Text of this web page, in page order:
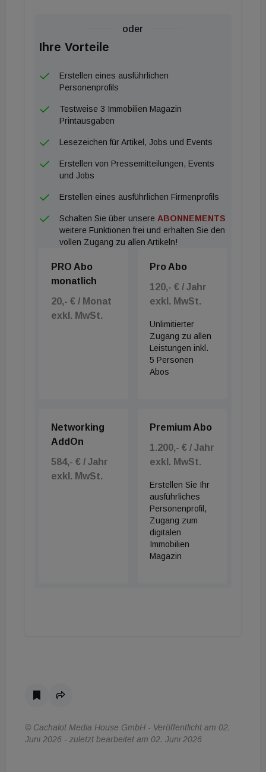
oder
Ihre Vorteile
Erstellen eines ausführlichen
Personenprofils
Testweise 3 Immobilien Magazin
Printausgaben
Lesezeichen für Artikel, Jobs und Events
Erstellen von Pressemitteilungen, Events
und Jobs
Erstellen eines ausführlichen Firmenprofils
Schalten Sie über unsere ABONNEMENTS
weitere Funktionen frei und erhalten Sie den
vollen Zugang zu allen Artikeln!
PRO Abo
monatlich
20,- € / Monat
exkl. MwSt.
Pro Abo
120,- € / Jahr
exkl. MwSt.
Unlimitierter
Zugang zu allen
Leistungen inkl.
5 Personen
Abos
Networking
AddOn
584,- € / Jahr
exkl. MwSt.
Premium Abo
1.200,- € / Jahr
exkl. MwSt.
Erstellen Sie Ihr
ausführliches
Personenprofil,
Zugang zum
digitalen
Immobilien
Magazin
© Cachalot Media House GmbH - Veröffentlicht am 02.
Juni 2026 - zuletzt bearbeitet am 02. Juni 2026